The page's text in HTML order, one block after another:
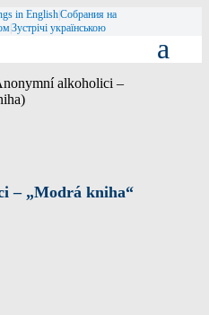
in English|Собрания на
|Зустрічі українською
alkoholici –
– „Modrá kniha“